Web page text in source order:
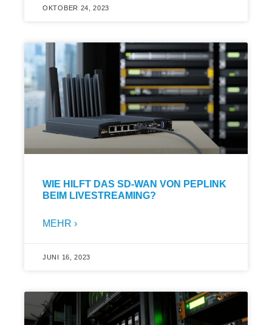
OKTOBER 24, 2023
WIE HILFT DAS SD-WAN VON PEPLINK
BEIM LIVESTREAMING?
MEHR ›
JUNI 16, 2023